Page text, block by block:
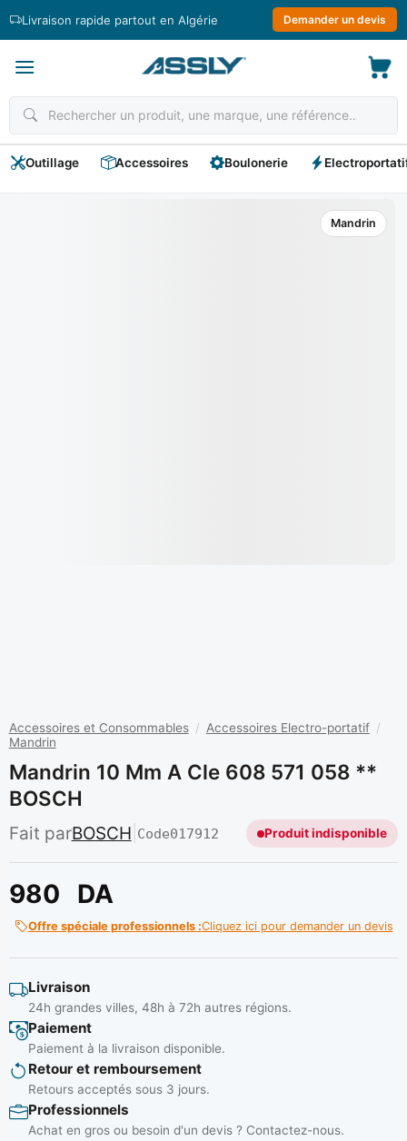
Livraison rapide partout en Algérie Demander un devis
Outillage Accessoires Boulonerie
Mandrin
Accessoires et Consommables / Accessoires Electro-portatif /
Mandrin
Mandrin 10 Mm A Cle 608 571 058 **
BOSCH
Fait parBOSCH Code017912 Produit indisponible
980 DA
Offre spéciale professionnels :Cliquez ici pour demander un devis
Livraison
24h grandes villes, 48h à 72h autres régions.
Paiement
Paiement à la livraison disponible.
Retour et remboursement
Retours acceptés sous 3 jours.
Professionnels
Achat en gros ou besoin d'un devis ? Contactez-nous.